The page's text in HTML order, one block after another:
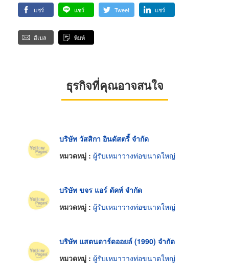
แชร์ แชร์ Tweet แชร์
อีเมล พิมพ์
ธุรกิจที่คุณอาจสนใจ
บริษัท วัสสิกา อินดัสตรี้ จำกัด
หมวดหมู่ : ผู้รับเหมาวางท่อขนาดใหญ่
บริษัท ขจร แอร์ ดัคท์ จำกัด
หมวดหมู่ : ผู้รับเหมาวางท่อขนาดใหญ่
บริษัท แสตนดาร์ดออยล์ (1990) จำกัด
หมวดหมู่ : ผู้รับเหมาวางท่อขนาดใหญ่